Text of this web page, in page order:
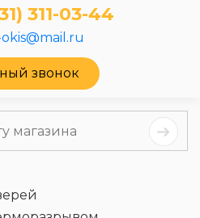
311-03-44
звонок